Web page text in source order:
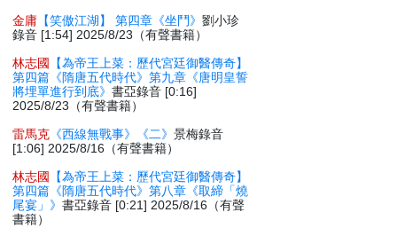
金庸 【笑傲江湖】 第四章《坐鬥》劉小珍
錄音 [1:54] 2025/8/23（有聲書籍）
林志國
【為帝王上菜：歷代宮廷御醫傳奇】
第四篇《隋唐五代時代》第九章《唐明皇誓
將埋單進行到底》書亞錄音 [0:16]
2025/8/23（有聲書籍）
雷馬克 《西線無戰事》《二》景梅錄音
[1:06] 2025/8/16（有聲書籍）
林志國
【為帝王上菜：歷代宮廷御醫傳奇】
第四篇《隋唐五代時代》第八章《取締「燒
尾宴」》書亞錄音 [0:21] 2025/8/16（有聲
書籍）